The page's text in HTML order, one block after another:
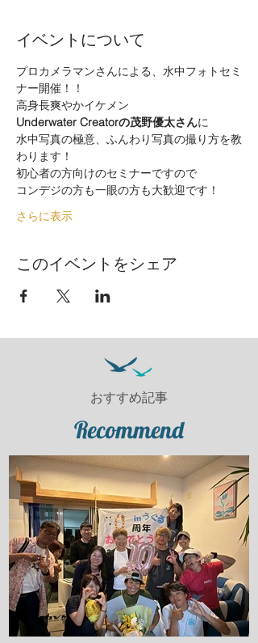
イベントについて
プロカメラマンさんによる、水中フォトセミ
ナー開催！！
高身長爽やかイケメン
Underwater Creatorの茂野優太さんに
水中写真の極意、ふんわり写真の撮り方を教
わります！
初心者の方向けのセミナーですので
コンデジの方も一眼の方も大歓迎です！
さらに表示
このイベントをシェア
おすすめ記事
Recommend